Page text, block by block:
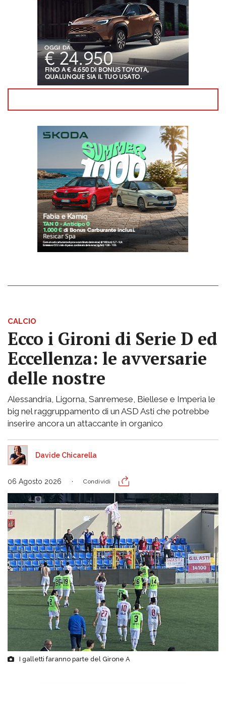
CALCIO
Ecco i Gironi di Serie D ed
Eccellenza: le avversarie
delle nostre
Alessandria, Ligorna, Sanremese, Biellese e Imperia le
big nel raggruppamento di un ASD Asti che potrebbe
inserire ancora un attaccante in organico
Davide Chicarella
06 Agosto 2026 Condividi
I galletti faranno parte del Girone A